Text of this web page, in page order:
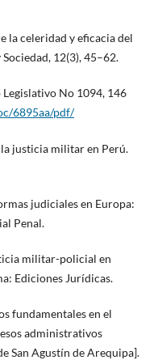
la celeridad y eficacia del
12(3), 45–62.
No 1094, 146
6895aa/pdf/
justicia militar en Perú.
judiciales en Europa:
Penal.
militar-policial en
Ediciones Jurídicas.
fundamentales en el
administrativos
San Agustín de Arequipa].